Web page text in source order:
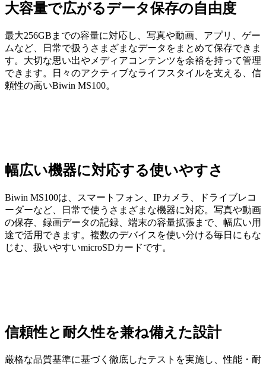
大容量で広がるデータ保存の自由度
最大256GBまでの容量に対応し、写真や動画、アプリ、ゲー
ムなど、日常で扱うさまざまなデータをまとめて保存できま
す。大切な思い出やメディアコンテンツを余裕を持って管理
できます。日々のアクティブなライフスタイルを支える、信
頼性の高いBiwin MS100。
幅広い機器に対応する使いやすさ
Biwin MS100は、スマートフォン、IPカメラ、ドライブレコ
ーダーなど、日常で使うさまざまな機器に対応。写真や動画
の保存、録画データの記録、端末の容量拡張まで、幅広い用
途で活用できます。複数のデバイスを使い分ける毎日にもな
じむ、扱いやすいmicroSDカードです。
信頼性と耐久性を兼ね備えた設計
厳格な品質基準に基づく徹底したテストを実施し、性能・耐